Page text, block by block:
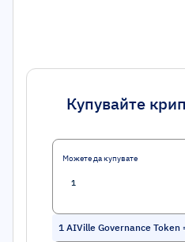
Купувайте
Можете да купувате
1 AIVille Governance Token